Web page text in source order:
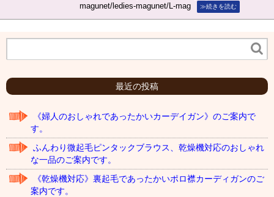
magunet/ledies-magunet/L-mag
≫続きを読む
最近の投稿
《婦人のおしゃれであったかいカーデイガン》のご案内で
す。
ふんわり微起毛ピンタックブラウス、乾燥機対応のおしゃれ
な一品のご案内です。
《乾燥機対応》裏起毛であったかいポロ襟カーディガンのご
案内です。